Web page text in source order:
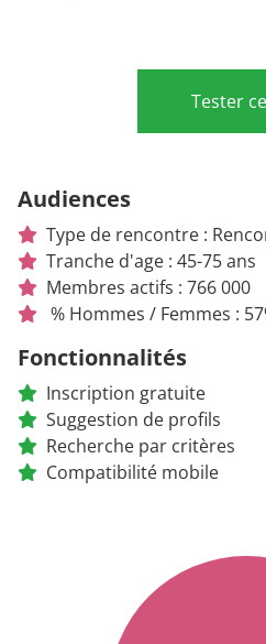
Audiences
Type de rencontre :
Tranche d'age : 45-75 ans
Membres actifs : 766 000
% Hommes / Femmes :
Fonctionnalités
Inscription gratuite
Suggestion de profils
Recherche par critères
Compatibilité mobile
Tester